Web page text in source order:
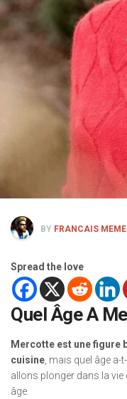
BY FRANCAIS MEME
Spread the love
Quel Âge A
Mercotte est une figure
cuisine , mais quel âge
allons plonger dans la
âge.